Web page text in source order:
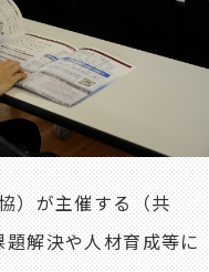
）が主催する（共
解決や人材育成等に